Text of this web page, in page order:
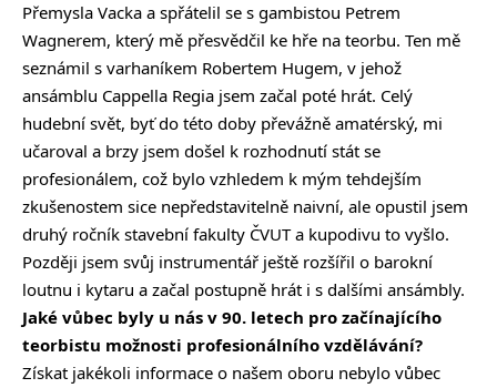
Přemysla Vacka a spřátelil se s gambistou Petrem
Wagnerem, který mě přesvědčil ke hře na teorbu. Ten mě
seznámil s varhaníkem Robertem Hugem, v jehož
ansámblu Cappella Regia jsem začal poté hrát. Celý
hudební svět, byť do této doby převážně amatérský, mi
učaroval a brzy jsem došel k rozhodnutí stát se
profesionálem, což bylo vzhledem k mým tehdejším
zkušenostem sice nepředstavitelně naivní, ale opustil jsem
druhý ročník stavební fakulty ČVUT a kupodivu to vyšlo.
Později jsem svůj instrumentář ještě rozšířil o barokní
loutnu i kytaru a začal postupně hrát i s dalšími ansámbly.
Jaké vůbec byly u nás v 90. letech pro začínajícího
teorbistu možnosti profesionálního vzdělávání?
Získat jakékoli informace o našem oboru nebylo vůbec